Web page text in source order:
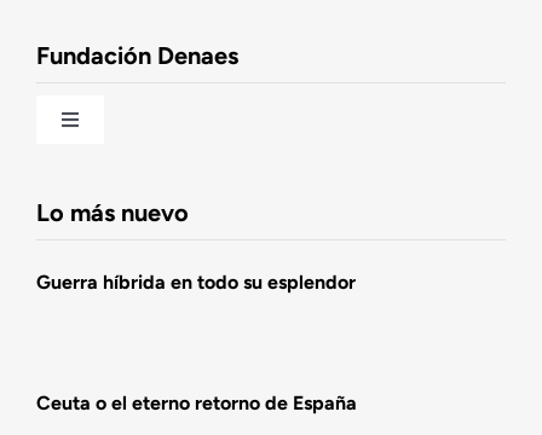
Fundación Denaes
Toggle
Lo más nuevo
Guerra híbrida en todo su esplendor
Ceuta o el eterno retorno de España